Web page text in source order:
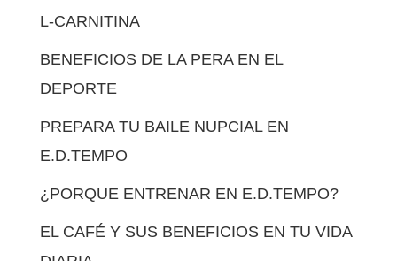
L-CARNITINA
BENEFICIOS DE LA PERA EN EL
DEPORTE
PREPARA TU BAILE NUPCIAL EN
E.D.TEMPO
¿PORQUE ENTRENAR EN E.D.TEMPO?
EL CAFÉ Y SUS BENEFICIOS EN TU VIDA